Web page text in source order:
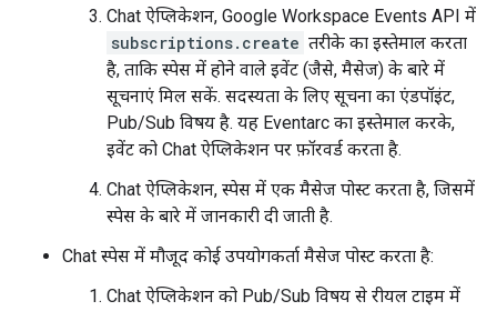
Chat ऐप्लिकेशन, Google Workspace Events API में
subscriptions.create तरीके का इस्तेमाल करता
है, ताकि स्पेस में होने वाले इवेंट (जैसे, मैसेज) के बारे में
सूचनाएं मिल सकें. सदस्यता के लिए सूचना का एंडपॉइंट,
Pub/Sub विषय है. यह Eventarc का इस्तेमाल करके,
इवेंट को Chat ऐप्लिकेशन पर फ़ॉरवर्ड करता है.
Chat ऐप्लिकेशन, स्पेस में एक मैसेज पोस्ट करता है, जिसमें
स्पेस के बारे में जानकारी दी जाती है.
Chat स्पेस में मौजूद कोई उपयोगकर्ता मैसेज पोस्ट करता है:
Chat ऐप्लिकेशन को Pub/Sub विषय से रीयल टाइम में